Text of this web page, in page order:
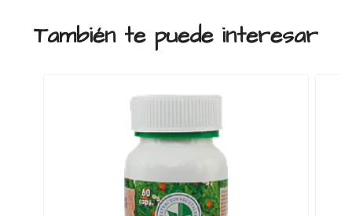
También te puede interesar